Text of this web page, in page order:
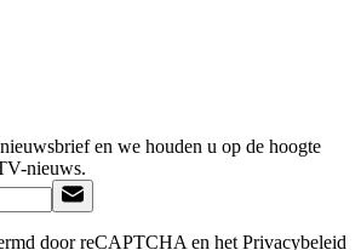
en we houden u op de hoogte
nieuws.
door reCAPTCHA en het Privacybeleid